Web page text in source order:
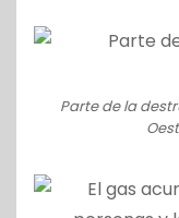
Parte de la